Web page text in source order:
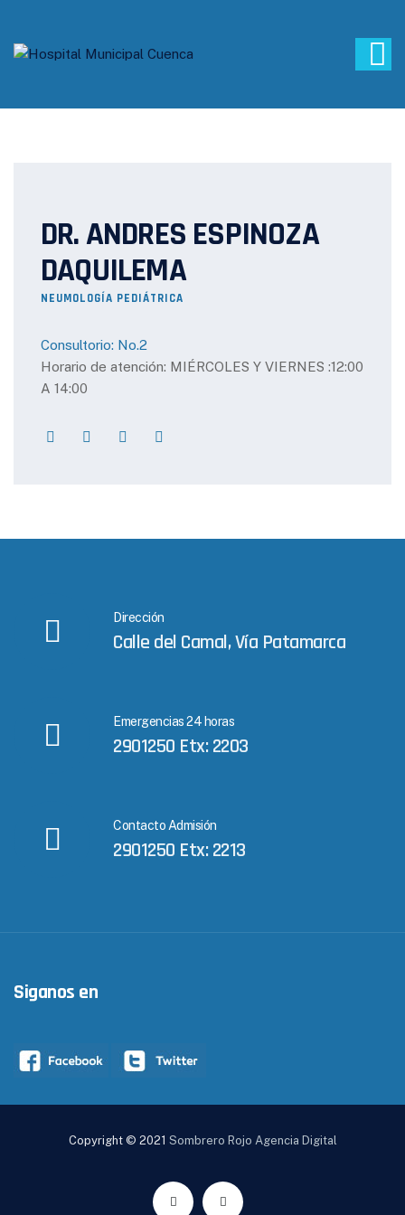
DR. ANDRES ESPINOZA
DAQUILEMA
NEUMOLOGÍA PEDIÁTRICA
Consultorio: No.2
Horario de atención: MIÉRCOLES Y VIERNES :12:00
A 14:00
Dirección
Calle del Camal, Vía Patamarca
Emergencias 24 horas
2901250 Etx: 2203
Contacto Admisión
2901250 Etx: 2213
Siganos en
Copyright © 2021 Sombrero Rojo Agencia Digital